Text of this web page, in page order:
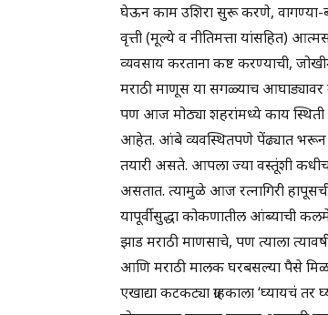
घेऊन काम उशिरा सुरू करणे, वागण्या-
वृत्ती (मूल्ये व नीतिमत्ता यांसहित)
व्यवसाय करताना कष्ट करण्याची,
मराठी माणूस या सगळ्याच
पण आज मोठ्या शहरांमध्ये काय स्थिती
आहेत. आंबे व्यवस्थितपणे पेंढ्यात भरून
तयारी असते. आपला ज्या वस्तूंशी
असतात. त्यामुळे आज रत्नागिरी
यापूर्वीसुद्धा कोकणातील आंब्याची
झाड मराठी माणसाचे, पण त्याला
आणि मराठी मालक घरबसल्या पैसे
एखाद्या कटकट्या ग्राहकाला ‘घ्यायचं